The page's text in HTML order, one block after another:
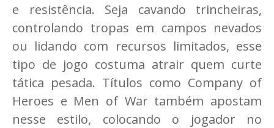
e resistência. Seja cavando trincheiras,
controlando tropas em campos nevados
ou lidando com recursos limitados, esse
tipo de jogo costuma atrair quem curte
tática pesada. Títulos como Company of
Heroes e Men of War também apostam
nesse estilo, colocando o jogador no